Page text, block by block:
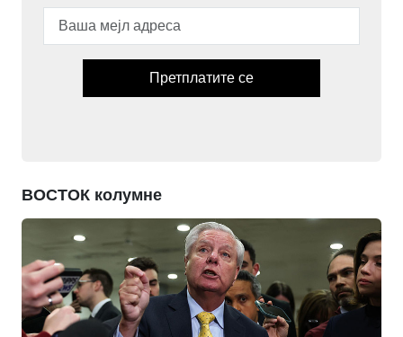
Претплатите се
ВОСТОК колумне